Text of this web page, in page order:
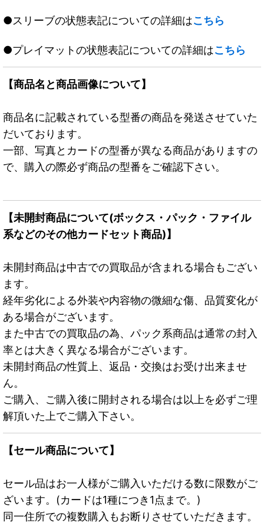
●スリーブの状態表記についての詳細はこちら
●プレイマットの状態表記についての詳細はこちら
【商品名と商品画像について】
商品名に記載されている型番の商品を発送させていた
だいております。
一部、写真とカードの型番が異なる商品がありますの
で、購入の際必ず商品の型番をご確認下さい。
【未開封商品について(ボックス・パック・ファイル
系などのその他カードセット商品)】
未開封商品は中古での買取品が含まれる場合もござい
ます。
経年劣化による外装や内容物の微細な傷、品質変化が
ある場合がございます。
また中古での買取品の為、パック系商品は通常の封入
率とは大きく異なる場合がございます。
未開封商品の性質上、返品・交換はお受け出来ませ
ん。
ご購入、ご購入後に開封される場合は以上を必ずご理
解頂いた上でご購入下さい。
【セール商品について】
セール品はお一人様がご購入いただける数に限数がご
ざいます。(カードは1種につき1点まで。)
同一住所での複数購入もお断りさせていただきます。